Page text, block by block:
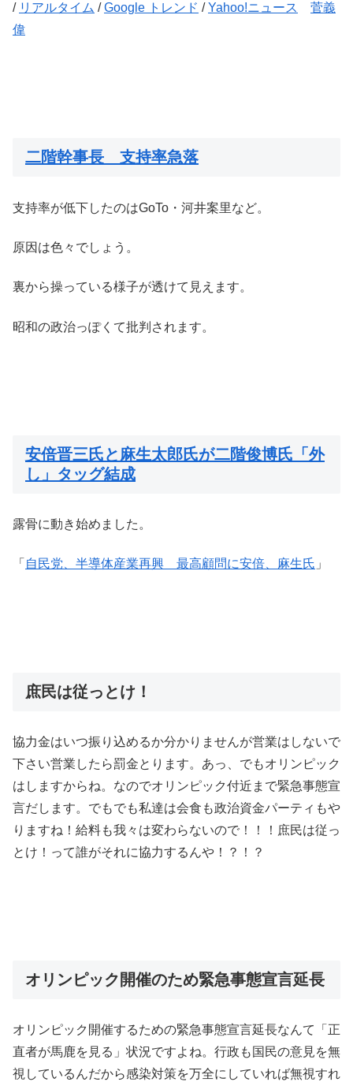
/ リアルタイム /Google トレンド /Yahoo!ニュース
菅義
偉
二階幹事長 支持率急落
支持率が低下したのはGoTo・河井案里など。
原因は色々でしょう。
裏から操っている様子が透けて見えます。
昭和の政治っぽくて批判されます。
安倍晋三氏と麻生太郎氏が二階俊博氏「外
し」タッグ結成
露骨に動き始めました。
「 自民党、半導体産業再興 最高顧問に安倍、麻生氏 」
庶民は従っとけ！
協力金はいつ振り込めるか分かりませんが営業はしないで
下さい営業したら罰金とります。あっ、でもオリンピック
はしますからね。なのでオリンピック付近まで緊急事態宣
言だします。でもでも私達は会食も政治資金パーティもや
りますね！給料も我々は変わらないので！！！庶民は従っ
とけ！って誰がそれに協力するんや！？！？
オリンピック開催のため緊急事態宣言延長
オリンピック開催するための緊急事態宣言延長なんて「正
直者が馬鹿を見る」状況ですよね。行政も国民の意見を無
視しているんだから感染対策を万全にしていれば無視すれ